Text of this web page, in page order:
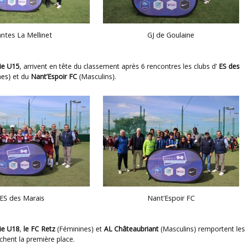
La Mellinet GJ de Goulaine
U15, arrivent en tête du classement après 6 rencontres les clubs d’ ES des
et du Nant’Espoir FC (Masculins).
ES des Marais Nant’Espoir FC
U18, le FC Retz (Féminines) et AL Châteaubriant (Masculins) remportent les
la première place.